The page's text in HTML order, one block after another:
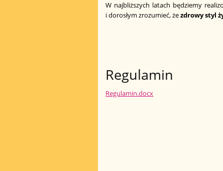
W najbliższych latach będziemy
i dorosłym zrozumieć, żezdrowy styl
Regulamin
Regulamin.docx